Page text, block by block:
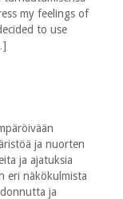
my feelings of
to use
ja nuorten
ja ajatuksia
eri näkökulmista
ja